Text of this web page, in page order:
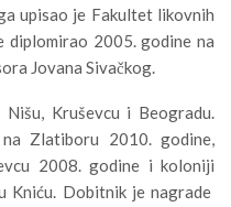
upisao je Fakultet likovnih
diplomirao 2005. godine na
Jovana Sivačkog.
Kruševcu i Beogradu.
Zlatiboru 2010. godine,
2008. godine i koloniji
Kniću. Dobitnik je nagrade